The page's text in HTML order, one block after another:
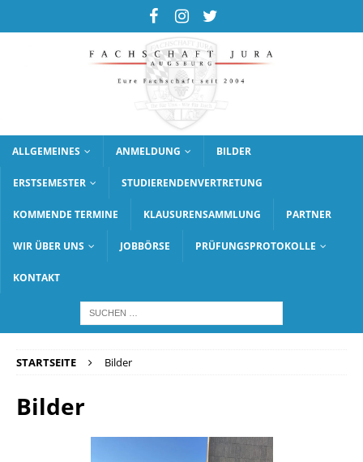
ALLGEMEINES ANMELDUNG BILDER
ERSTSEMESTER STUDIERENDENVERTRETUNG
KOMMENDE TERMINE KLAUSURENSAMMLUNG PARTNER
WIR ÜBER UNS JOBBÖRSE PRÜFUNGSPROTOKOLLE
KONTAKT
STARTSEITE Bilder
Bilder